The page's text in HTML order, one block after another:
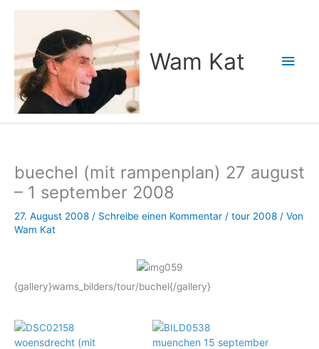
Wam Kat
buechel (mit rampenplan) 27 august
– 1 september 2008
27. August 2008 / Schreibe einen Kommentar / tour 2008 / Von
Wam Kat
{gallery}wams_bilders/tour/buchel{/gallery}
woensdrecht (mit
muenchen 15 september